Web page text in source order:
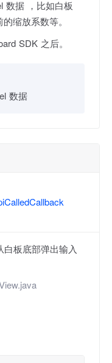
数据 ，比如白板
缩放系数等。
SDK 之后。
数据
板底部弹出输入